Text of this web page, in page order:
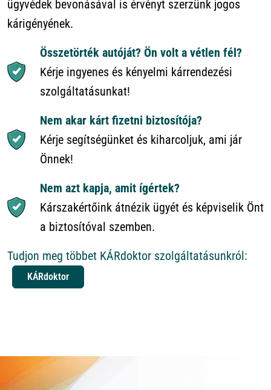
ügyvédek bevonásával is érvényt szerzünk jogos
kárigényének.
Összetörték autóját? Ön volt a vétlen fél?
Kérje ingyenes és kényelmi kárrendezési
szolgáltatásunkat!
Nem akar kárt fizetni biztosítója?
Kérje segítségünket és kiharcoljuk, ami jár
Önnek!
Nem azt kapja, amit ígértek?
Kárszakértőink átnézik ügyét és képviselik Önt
a biztosítóval szemben.
Tudjon meg többet KÁRdoktor szolgáltatásunkról:
KÁRdoktor